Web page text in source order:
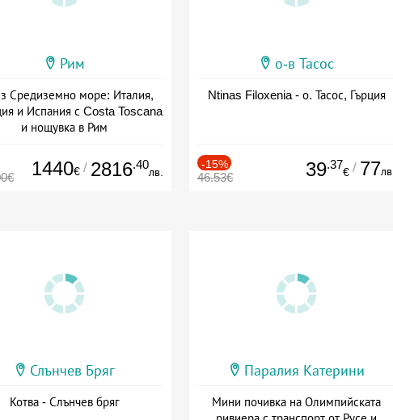
Рим
Средиземно море: Италия,
и Испания с Costa Toscana
и нощувка в Рим
1440€ / 2816.40
лв.
о-в Тасос
Ntinas Filoxenia - о. Тасос, Гърция
-15%
46.53€ 39.37
€ / 77лв.
Слънчев Бряг
Котва - Слънчев бряг
Паралия Катерини
Мини почивка на Олимпийската